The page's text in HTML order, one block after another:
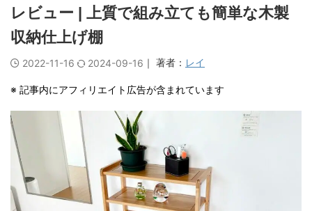
レビュー | 上質で組み立ても簡単な木製
収納仕上げ棚
2022-11-16 2024-09-16 ｜ 著者： レイ
※ 記事内にアフィリエイト広告が含まれています